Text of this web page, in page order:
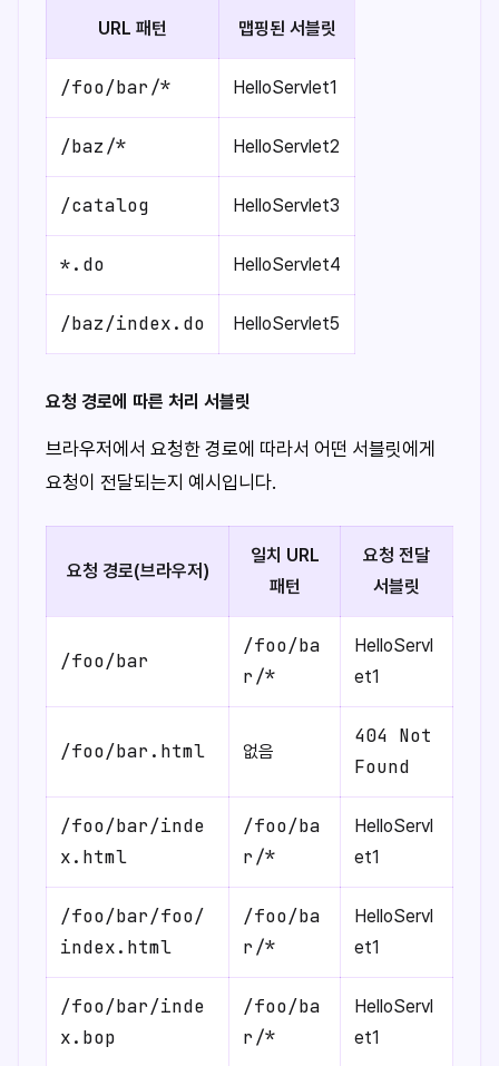
URL 패턴 맵핑된 서블릿
/foo/bar/* HelloServlet1
/baz/* HelloServlet2
/catalog HelloServlet3
*.do HelloServlet4
/baz/index.do HelloServlet5
요청 경로에 따른 처리 서블릿
브라우저에서 요청한 경로에 따라서 어떤 서블릿에게
요청이 전달되는지 예시입니다.
요청 경로(브라우저)
일치 URL
패턴
요청 전달
서블릿
/foo/bar
/foo/ba
r/*
HelloServl
et1
/foo/bar.html 없음
404 Not
Found
/foo/bar/inde
x.html
/foo/ba
r/*
HelloServl
et1
/foo/bar/foo/
index.html
/foo/ba
r/*
HelloServl
et1
/foo/bar/inde
x.bop
/foo/ba
r/*
HelloServl
et1